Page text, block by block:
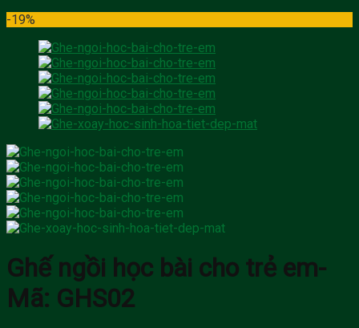
-19%
Ghế ngồi học bài cho trẻ em-
Mã: GHS02